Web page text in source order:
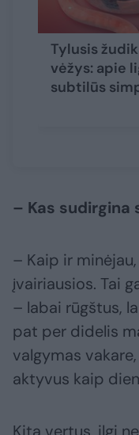
Tylusis
vėžys: apie
subtilūs
– Kas sudirgina
– Kaip ir
įvairiausios. Tai
– labai rūgštus,
pat per didelis
valgymas
aktyvus kaip